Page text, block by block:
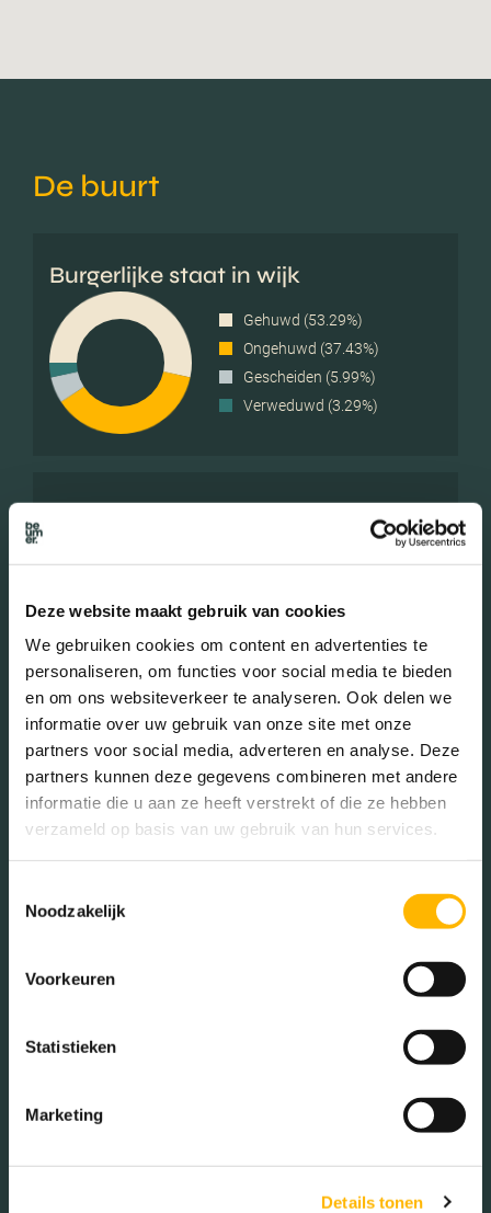
Deze website maakt gebruik van cookies
We gebruiken cookies om content en advertenties te
personaliseren, om functies voor social media te bieden
en om ons websiteverkeer te analyseren. Ook delen we
informatie over uw gebruik van onze site met onze
partners voor social media, adverteren en analyse. Deze
partners kunnen deze gegevens combineren met andere
informatie die u aan ze heeft verstrekt of die ze hebben
verzameld op basis van uw gebruik van hun services.
Noodzakelijk
Voorkeuren
Statistieken
Marketing
Details tonen
De buurt
Burgerlijke staat in wijk
Gehuwd (53.29%)
Ongehuwd (37.43%)
Gescheiden (5.99%)
Verweduwd (3.29%)
25 - 45 jaar (21.89%)
Geslacht
Mannen (50.45%)
Gezinnen met kinderen
Zonder kinderen (39.86%)
Éénpersoons huishoudens